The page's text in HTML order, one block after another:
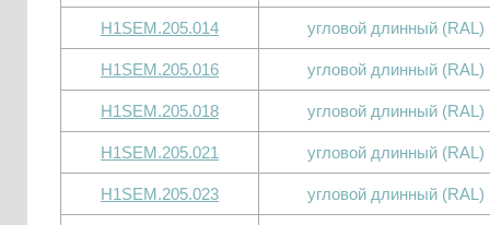
H1SEM.205.014 угловой длинный (RAL)
H1SEM.205.016 угловой длинный (RAL)
H1SEM.205.018 угловой длинный (RAL)
H1SEM.205.021 угловой длинный (RAL)
H1SEM.205.023 угловой длинный (RAL)